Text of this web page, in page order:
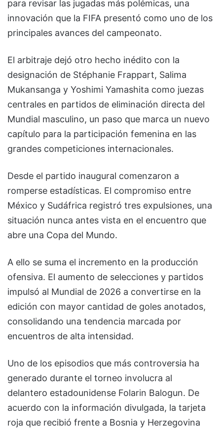
para revisar las jugadas más polémicas, una
innovación que la FIFA presentó como uno de los
principales avances del campeonato.
El arbitraje dejó otro hecho inédito con la
designación de Stéphanie Frappart, Salima
Mukansanga y Yoshimi Yamashita como juezas
centrales en partidos de eliminación directa del
Mundial masculino, un paso que marca un nuevo
capítulo para la participación femenina en las
grandes competiciones internacionales.
Desde el partido inaugural comenzaron a
romperse estadísticas. El compromiso entre
México y Sudáfrica registró tres expulsiones, una
situación nunca antes vista en el encuentro que
abre una Copa del Mundo.
A ello se suma el incremento en la producción
ofensiva. El aumento de selecciones y partidos
impulsó al Mundial de 2026 a convertirse en la
edición con mayor cantidad de goles anotados,
consolidando una tendencia marcada por
encuentros de alta intensidad.
Uno de los episodios que más controversia ha
generado durante el torneo involucra al
delantero estadounidense Folarin Balogun. De
acuerdo con la información divulgada, la tarjeta
roja que recibió frente a Bosnia y Herzegovina